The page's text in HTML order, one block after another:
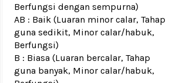
Berfungsi dengan sempurna)
AB : Baik (Luaran minor calar, Tahap
guna sedikit, Minor calar/habuk,
Berfungsi)
B : Biasa (Luaran bercalar, Tahap
guna banyak, Minor calar/habuk,